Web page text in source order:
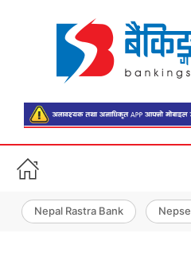
Nepal Rastra Bank Nepse